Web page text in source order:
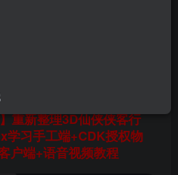
+CDK授权物品充值后台
教程
重新整理3D仙侠侠客行
学习手工端+CDK授权物
户端+语音视频教程